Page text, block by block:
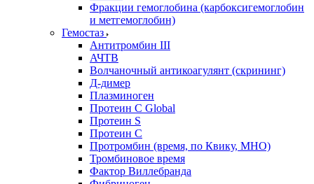
Фракции гемоглобина (карбоксигемоглобин
и метгемоглобин)
Гемостаз
Антитромбин III
АЧТВ
Волчаночный антикоагулянт (скрининг)
Д-димер
Плазминоген
Протеин C Global
Протеин S
Протеин С
Протромбин (время, по Квику, МНО)
Тромбиновое время
Фактор Виллебранда